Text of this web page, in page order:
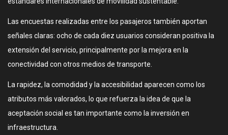
Las encuestas realizadas entre los pasajeros también aportan
señales claras: ocho de cada diez usuarios consideran positiva la
extensión del servicio, principalmente por la mejora en la
conectividad con otros medios de transporte.
La rapidez, la comodidad y la accesibilidad aparecen como los
atributos más valorados, lo que refuerza la idea de que la
aceptación social es tan importante como la inversión en
infraestructura.